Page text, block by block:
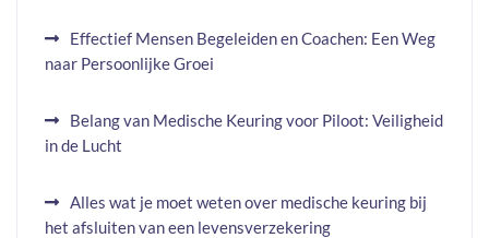
Effectief Mensen Begeleiden en Coachen: Een Weg
naar Persoonlijke Groei
Belang van Medische Keuring voor Piloot: Veiligheid
in de Lucht
Alles wat je moet weten over medische keuring bij
het afsluiten van een levensverzekering